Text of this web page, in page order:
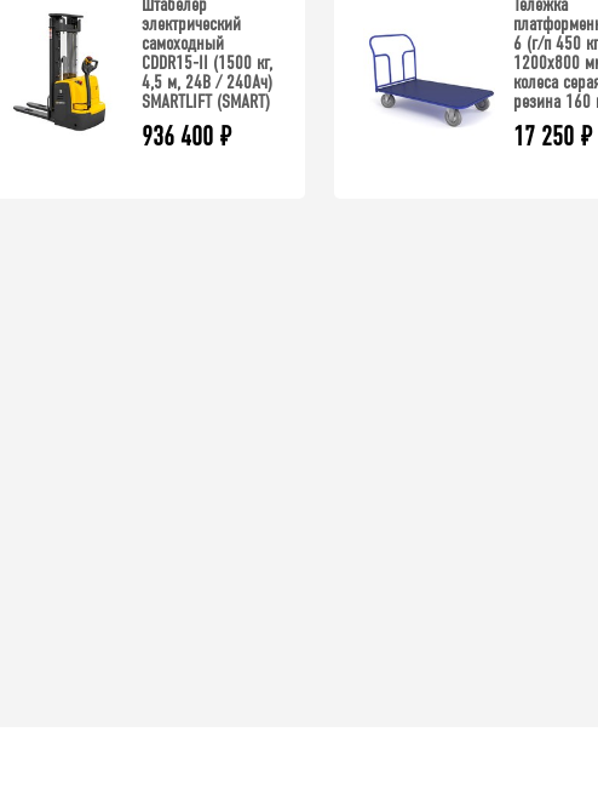
электрический
самоходный
CDDR15-II (1500 кг,
4,5 м, 24В / 240Ач)
SMARTLIFT (SMART)
936 400 ₽
6 (г/п 450
1200x800
колеса
резина 160
17 250 ₽